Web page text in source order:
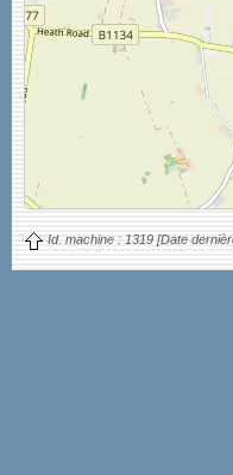
Id. machine : 1319 [Date